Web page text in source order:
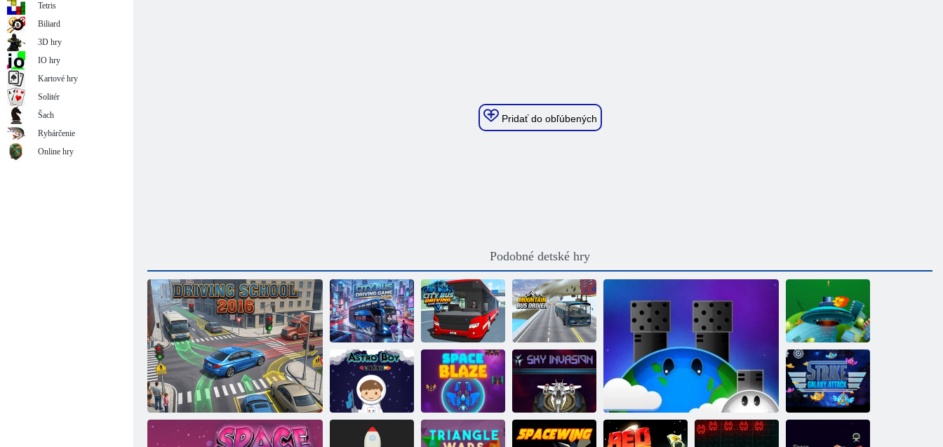
Pridať do obľúbených
Podobné detské hry
Jazda mestských
autobusov 2025
Simulátor jazdy
v mestskom
autobuse
Vodič horského
autobusu
Strieľať
cudzinca
Tetris
Biliard
3D hry
IO hry
Kartové hry
Solitér
Šach
Rybárčenie
Online hry